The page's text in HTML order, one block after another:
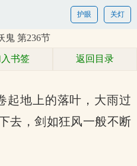
关灯
护眼
鬼 第236节
书签 返回目录
起地上的落叶，大雨过
去，剑如狂风一般不断